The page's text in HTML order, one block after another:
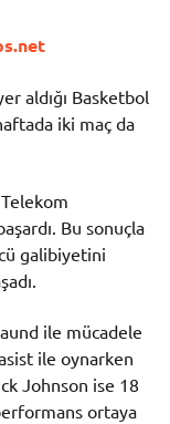
aldığı Basketbol
iki maç da
Bu sonuçla
galibiyetini
ile mücadele
ile oynarken
Johnson ise 18
ortaya